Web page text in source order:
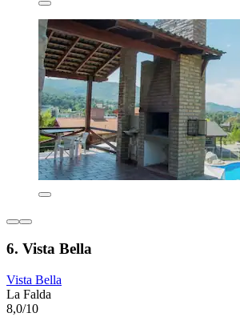
6. Vista Bella
Vista Bella
La Falda
8,0/10